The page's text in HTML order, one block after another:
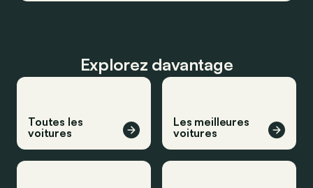
Explorez davantage
Toutes les
voitures
Les meilleures
voitures